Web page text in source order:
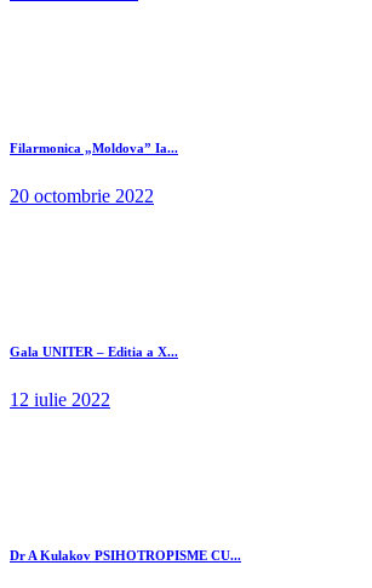
Filarmonica „Moldova” Ia...
20 octombrie 2022
Gala UNITER – Editia a X...
12 iulie 2022
Dr A Kulakov PSIHOTROPISME CU...